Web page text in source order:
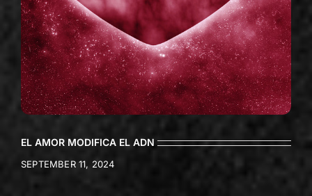
EL AMOR MODIFICA EL ADN
SEPTEMBER 11, 2024